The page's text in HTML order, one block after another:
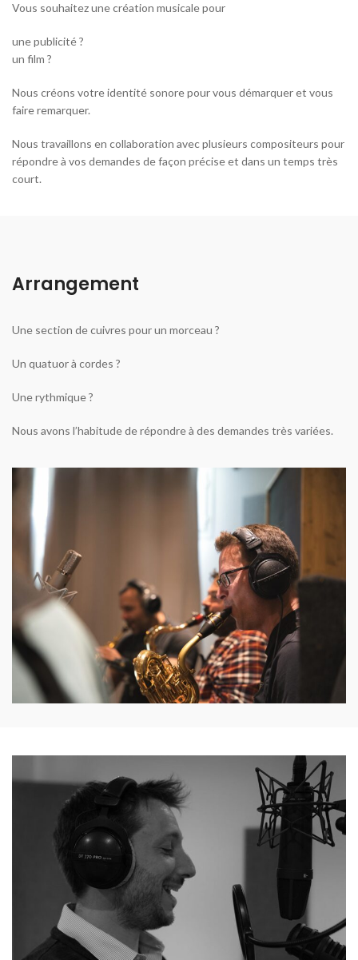
Vous souhaitez une création musicale pour
une publicité ?
un film ?
Nous créons votre identité sonore pour vous démarquer et vous
faire remarquer.
Nous travaillons en collaboration avec plusieurs compositeurs pour
répondre à vos demandes de façon précise et dans un temps très
court.
Arrangement
Une section de cuivres pour un morceau ?
Un quatuor à cordes ?
Une rythmique ?
Nous avons l’habitude de répondre à des demandes très variées.